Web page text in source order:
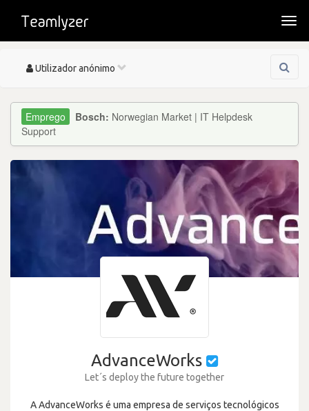
Toggle
Utilizador anónimo
Bosch: Norwegian Market | IT Helpdesk
Support
AdvanceWorks
Let´s deploy the future together
A AdvanceWorks é uma empresa de serviços tecnológicos